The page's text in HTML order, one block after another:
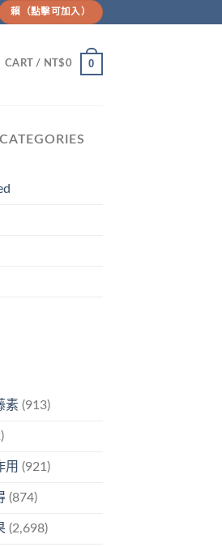
賴（點擊可加入）
CART / NT$0 0
素(913)
用 (921)
(874)
(2,698)